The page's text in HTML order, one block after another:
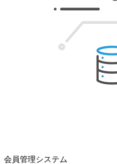
会員管理システム